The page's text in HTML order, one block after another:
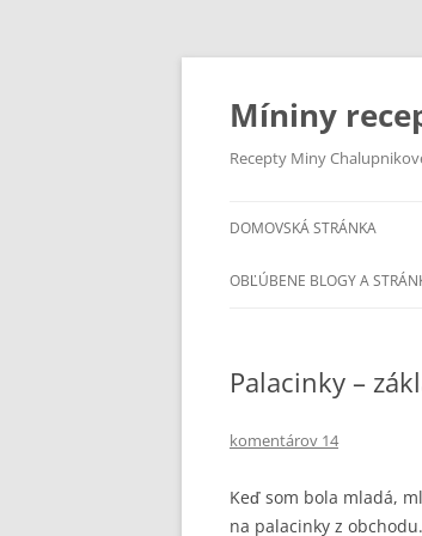
Preskočiť
obsah
Míniny
Recepty Miny
DOMOVSKÁ STRÁNKA
OBĽÚBENE BLOGY A
Palacinky –
komentárov 14
Keď som bola mladá,
na palacinky z